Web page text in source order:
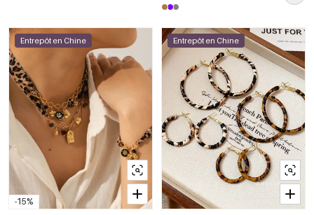
-15%
Entrepôt en Chine Entrepôt en Chine